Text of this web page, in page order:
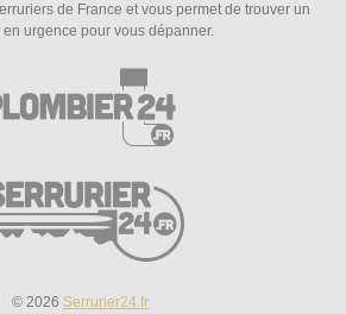
de France et vous permet de trouver un
urgence pour vous dépanner.
© 2026 Serrurier24.fr